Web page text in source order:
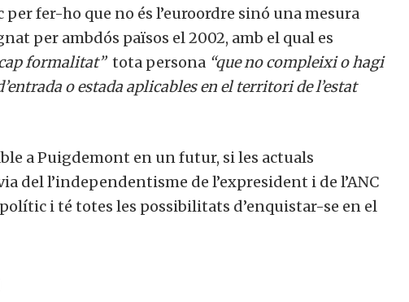
fer-ho que no és l’euroordre sinó una mesura
per ambdós països el 2002, amb el qual es
cap formalitat”tota persona “que no compleixi o hagi
o estada aplicables en el territori de l’estat
a Puigdemont en un futur, si les actuals
del l’independentisme de l’expresident i de l’ANC
i té totes les possibilitats d’enquistar-se en el